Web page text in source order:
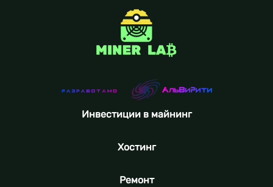
Инвестиции в майнинг
Хостинг
Ремонт